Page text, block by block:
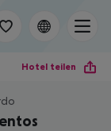
Hotel teilen